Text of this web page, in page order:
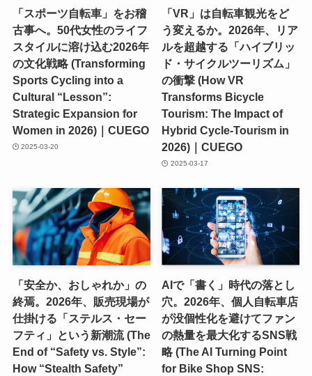
「スポーツ自転車」をお稽
古事へ。50代女性のライフ
スタイルに溶け込む2026年
の文化戦略 (Transforming
Sports Cycling into a
Cultural “Lesson”:
Strategic Expansion for
Women in 2026)｜CUEGO
2025-03-20
「VR」は自転車観光をど
う変えるか。2026年、リア
ルを超越する「ハイブリッ
ド・サイクルツーリズム」
の衝撃 (How VR
Transforms Bicycle
Tourism: The Impact of
Hybrid Cycle-Tourism in
2026)｜CUEGO
2025-03-17
「安全か、おしゃれか」の
終焉。2026年、販売現場が
仕掛ける「ステルス・セー
フティ」という新潮流 (The
End of “Safety vs. Style”:
How “Stealth Safety”
AIで「書く」時代の落とし
穴。2026年、個人自転車店
が没個性化を避けてファン
の熱量を最大化するSNS戦
略 (The AI Turning Point
for Bike Shop SNS: